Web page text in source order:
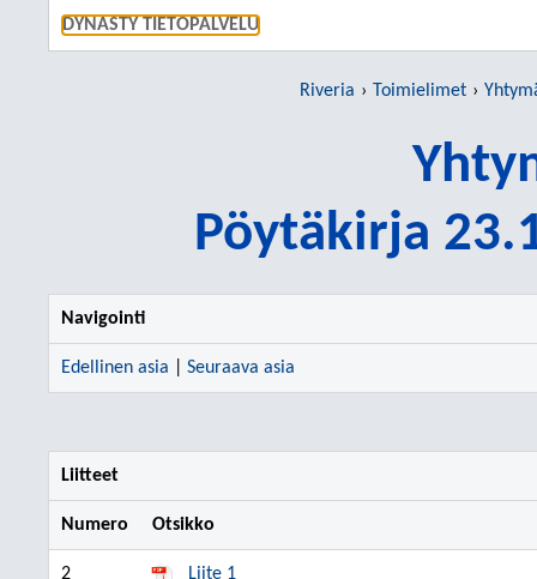
DYNASTY TIETOPALVELU
Riveria Toimielimet
Pöytäkirja
Navigointi
Edellinen asia Seuraava asia
Liitteet
Numero Otsikko
2
Liite 1